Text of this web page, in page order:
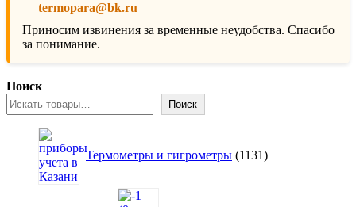
termopara@bk.ru
Приносим извинения за временные неудобства. Спасибо
за понимание.
Поиск
Поиск
Термометры и гигрометры 1131
товар